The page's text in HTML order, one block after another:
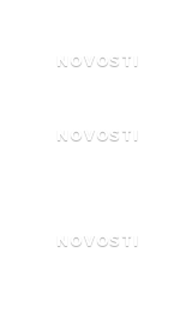
NOVOSTI
NOVOSTI
NOVOSTI